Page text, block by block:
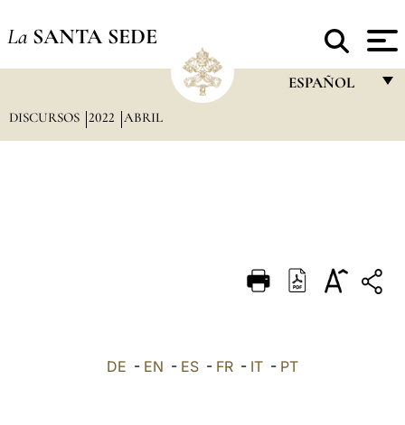
La SANTA SEDE
ESPAÑOL
DEUTSCH
العربيّة
DISCURSOS 2022 ABRIL
DE - EN - ES - FR - IT - PT